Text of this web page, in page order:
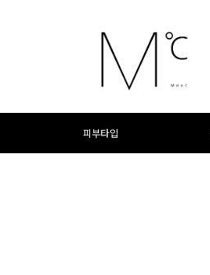
피부타입